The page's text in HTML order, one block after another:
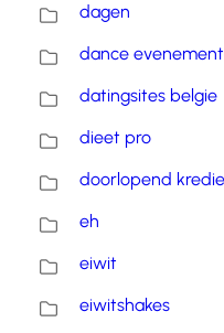
dagen
dance
datingsites belgie
dieet pro
doorlopend
eh
eiwit
eiwitshakes